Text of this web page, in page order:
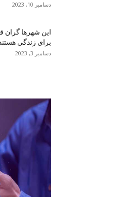
دسامبر 10, 2023
این شهرها گران
برای زندگی هستند
دسامبر 3, 2023